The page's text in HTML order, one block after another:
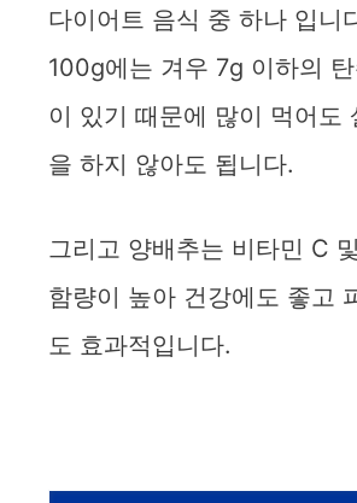
다이어트 음식 중 하나 입니
100g에는 겨우 7g 이하의
이 있기 때문에 많이 먹어도
을 하지 않아도 됩니다.
그리고 양배추는 비타민 C
함량이 높아 건강에도 좋고
도 효과적입니다.